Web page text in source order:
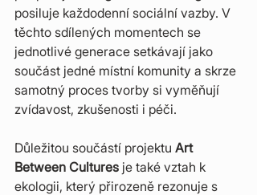
posiluje každodenní sociální vazby. V
těchto sdílených momentech se
jednotlivé generace setkávají jako
součást jedné místní komunity a skrze
samotný proces tvorby si vyměňují
zvídavost, zkušenosti i péči.
Důležitou součástí projektu Art
Between Cultures je také vztah k
ekologii, který přirozeně rezonuje s